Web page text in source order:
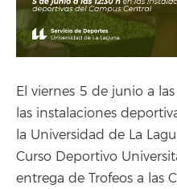
El viernes 5 de junio a
las instalaciones
la Universidad de La
Curso Deportivo
entrega de Trofeos a las